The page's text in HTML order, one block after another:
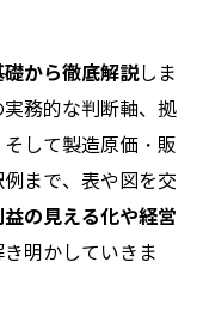
礎から徹底解説しま
務的な判断軸、拠
して製造原価・販
まで、表や図を交
の見える化や経営
明かしていきま